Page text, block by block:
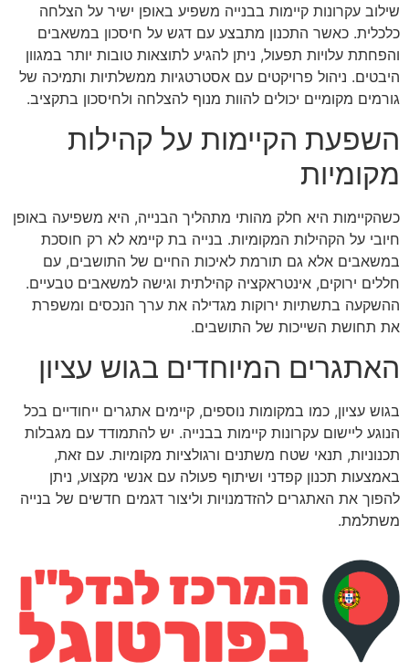
שילוב עקרונות קיימות בבנייה משפיע באופן ישיר על הצלחה
כלכלית. כאשר התכנון מתבצע עם דגש על חיסכון במשאבים
והפחתת עלויות תפעול, ניתן להגיע לתוצאות טובות יותר במגוון
היבטים. ניהול פרויקטים עם אסטרטגיות ממשלתיות ותמיכה של
גורמים מקומיים יכולים להוות מנוף להצלחה ולחיסכון בתקציב.
השפעת הקיימות על קהילות
מקומיות
כשהקיימות היא חלק מהותי מתהליך הבנייה, היא משפיעה באופן
חיובי על הקהילות המקומיות. בנייה בת קיימא לא רק חוסכת
במשאבים אלא גם תורמת לאיכות החיים של התושבים, עם
חללים ירוקים, אינטראקציה קהילתית וגישה למשאבים טבעיים.
ההשקעה בתשתיות ירוקות מגדילה את ערך הנכסים ומשפרת
את תחושת השייכות של התושבים.
האתגרים המיוחדים בגוש עציון
בגוש עציון, כמו במקומות נוספים, קיימים אתגרים ייחודיים בכל
הנוגע ליישום עקרונות קיימות בבנייה. יש להתמודד עם מגבלות
תכנוניות, תנאי שטח משתנים ורגולציות מקומיות. עם זאת,
באמצעות תכנון קפדני ושיתוף פעולה עם אנשי מקצוע, ניתן
להפוך את האתגרים להזדמנויות וליצור דגמים חדשים של בנייה
משתלמת.